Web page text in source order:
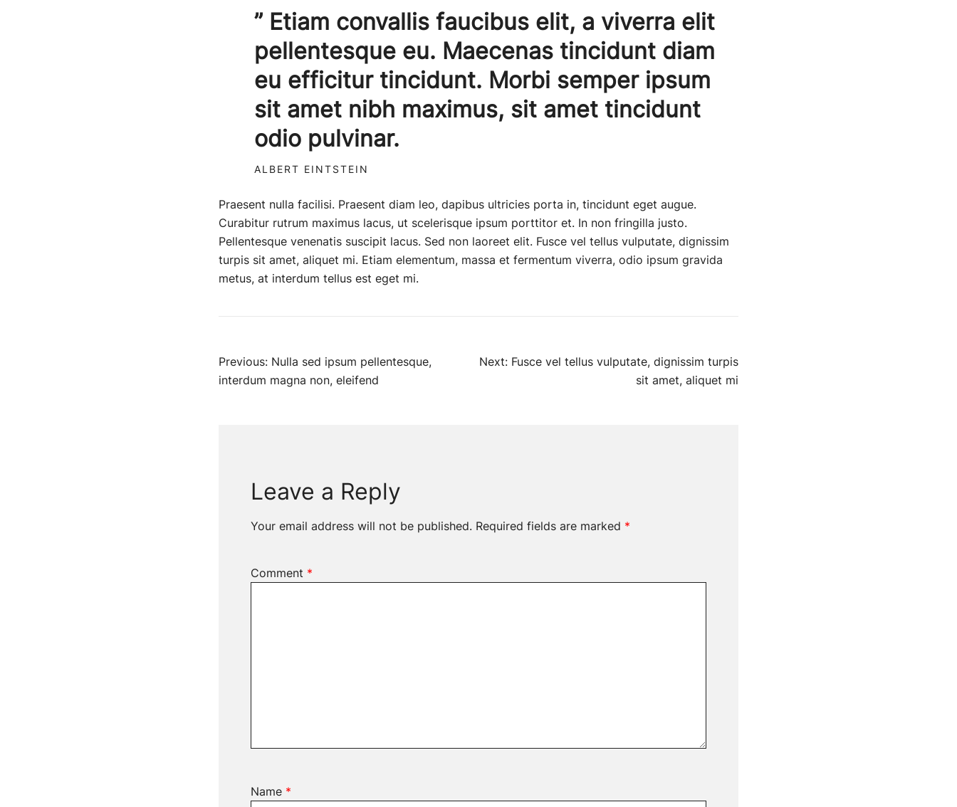
” Etiam convallis faucibus elit, a viverra elit
pellentesque eu. Maecenas tincidunt diam
eu efficitur tincidunt. Morbi semper ipsum
sit amet nibh maximus, sit amet tincidunt
odio pulvinar.
ALBERT EINTSTEIN
Praesent nulla facilisi. Praesent diam leo, dapibus ultricies porta in, tincidunt eget augue.
Curabitur rutrum maximus lacus, ut scelerisque ipsum porttitor et. In non fringilla justo.
Pellentesque venenatis suscipit lacus. Sed non laoreet elit. Fusce vel tellus vulputate, dignissim
turpis sit amet, aliquet mi. Etiam elementum, massa et fermentum viverra, odio ipsum gravida
metus, at interdum tellus est eget mi.
Post
Previous: Nulla sed ipsum pellentesque,
interdum magna non, eleifend
Next: Fusce vel tellus vulputate, dignissim turpis
sit amet, aliquet mi
Leave a Reply
Your email address will not be published. Required fields are marked *
Comment *
Name *